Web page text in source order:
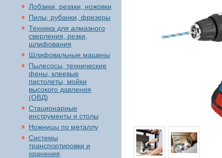
Лобзики, резаки, ножовки
Пилы, рубанки, фрезеры
Техника для алмазного
сверления, резки,
шлифования
Шлифовальные машины
Пылесосы, технические
фены, клеевые
пистолеты, мойки
высокого давления
(ОВД)
Стационарные
инструменты и столы
Ножницы по металлу
Системы
транспортировки и
хранения